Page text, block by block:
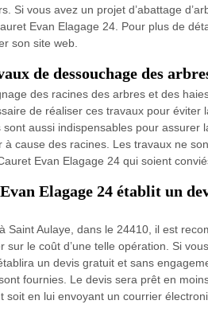
Si vous avez un projet d’abattage
Evan Elagage 24. Pour plus de
son site web.
de dessouchage des
des racines des arbres et des
de réaliser ces travaux pour éviter
aussi indispensables pour assurer
cause des racines. Les travaux ne
Evan Elagage 24 qui soient
Elagage 24 établit un
Saint Aulaye, dans le 24410, il est
le coût d’une telle opération. Si
un devis gratuit et sans
fournies. Le devis sera prêt en
en lui envoyant un courrier